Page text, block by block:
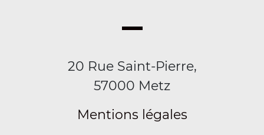
20 Rue Saint-Pierre,
57000 Metz
Mentions légales